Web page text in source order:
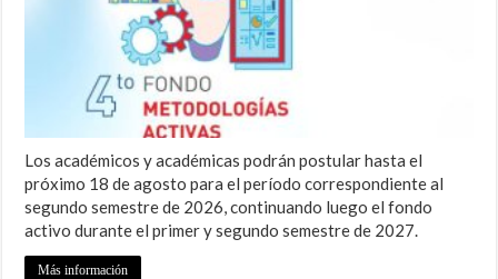
Los académicos y académicas podrán postular hasta el
próximo 18 de agosto para el período correspondiente al
segundo semestre de 2026, continuando luego el fondo
activo durante el primer y segundo semestre de 2027.
Más información